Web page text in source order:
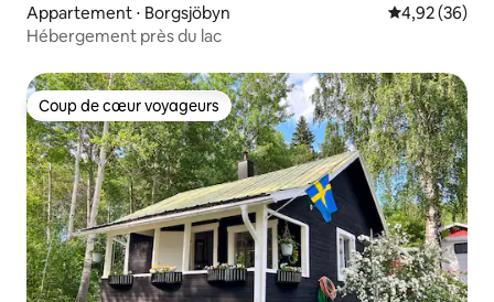
Appartement ⋅ Borgsjöbyn Évaluation
4,92 (36)
Hébergement près du lac
Coup de cœur voyageurs
Coup de cœur voyageurs